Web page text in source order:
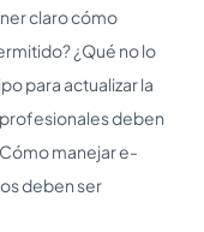
claro cómo
¿Qué no lo
para actualizar la
deben
manejar e-
deben ser